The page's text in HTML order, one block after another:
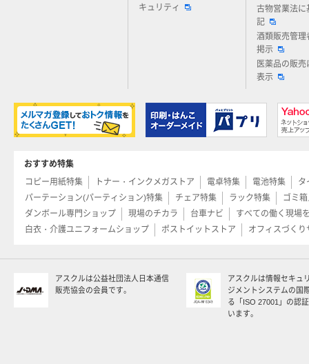
キュリティ
古物営業法に
記
酒類販売管理
掲示
医薬品の販売
表示
おすすめ特集
コピー用紙特集
トナー・インクメガストア 電卓特集 電池特集
タ
パーテーション(パーティション)特集
チェア特集 ラック特集
ゴミ
ダンボール専門ショップ
現場のチカラ 台車ナビ
すべての働く現場
白衣・介護ユニフォームショップ
ポストイットストア オフィスづくり
アスクルは公益社団法人日本通信
販売協会の会員です。
アスクルは情報セキュ
ジメントシステムの国
る「ISO 27001」の認
います。